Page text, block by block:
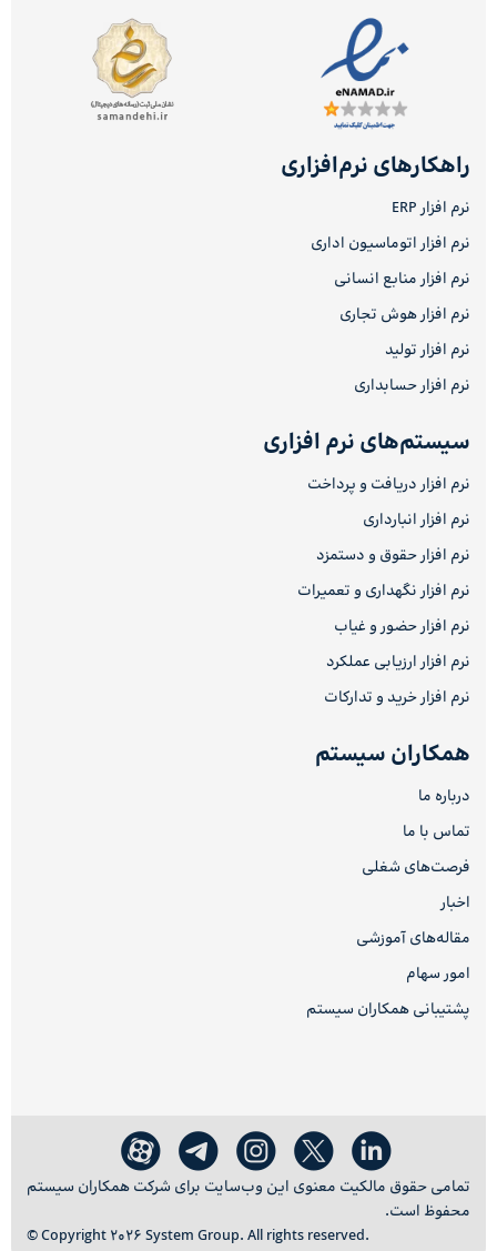
راهکارهای نرم‌افزاری
نرم افزار ERP
نرم افزار اتوماسیون اداری
نرم افزار منابع انسانی
نرم افزار هوش تجاری
نرم افزار تولید
نرم افزار حسابداری
سیستم‌های نرم افزاری
نرم افزار دریافت و پرداخت
نرم افزار انبارداری
نرم افزار حقوق و دستمزد
نرم افزار نگهداری و تعمیرات
نرم افزار حضور و غیاب
نرم افزار ارزیابی عملکرد
نرم افزار خرید و تدارکات
همکاران سیستم
درباره ما
تماس با ما
فرصت‌های شغلی
اخبار
مقاله‌های آموزشی
امور سهام
پشتیبانی همکاران سیستم
تمامی حقوق مالکیت معنوی این وب‌سایت برای شرکت همکاران سیستم
محفوظ است.
© Copyright 2026 System Group. All rights reserved.